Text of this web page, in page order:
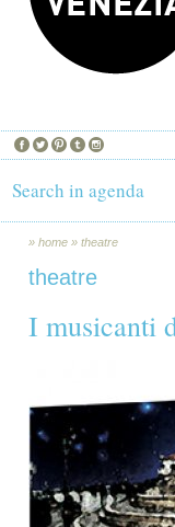
Search in agenda
» home » theatre
theatre
I musicanti